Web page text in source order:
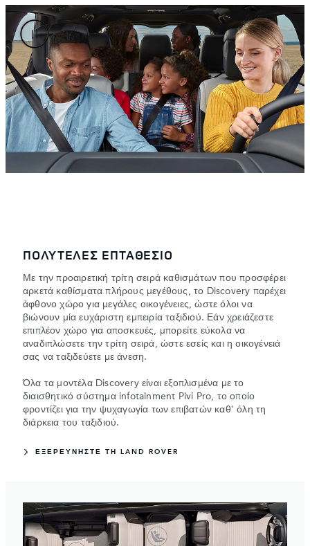
ΠΟΛΥΤΕΛΕΣ ΕΠΤΑΘΕΣΙΟ
Με την προαιρετική τρίτη σειρά καθισμάτων που προσφέρει
αρκετά καθίσματα πλήρους μεγέθους, το Discovery παρέχει
άφθονο χώρο για μεγάλες οικογένειες, ώστε όλοι να
βιώνουν μία ευχάριστη εμπειρία ταξιδιού. Εάν χρειάζεστε
επιπλέον χώρο για αποσκευές, μπορείτε εύκολα να
αναδιπλώσετε την τρίτη σειρά, ώστε εσείς και η οικογένειά
σας να ταξιδεύετε με άνεση.
Όλα τα μοντέλα Discovery είναι εξοπλισμένα με το
διαισθητικό σύστημα infotainment Pivi Pro, το οποίο
φροντίζει για την ψυχαγωγία των επιβατών καθ' όλη τη
διάρκεια του ταξιδιού.
ΕΞΕΡΕΥΝΗΣΤΕ ΤΗ LAND ROVER